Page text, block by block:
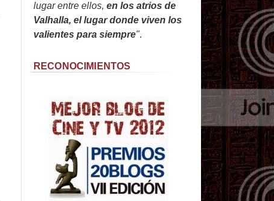
lugar entre ellos, en los atrios de
Valhalla, el lugar donde viven los
valientes para siempre".
RECONOCIMIENTOS